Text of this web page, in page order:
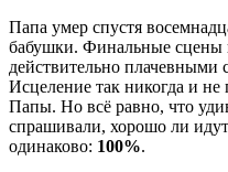
Папа умер спустя
бабушки. Финальные сцены
действительно плачевными
Исцеление так никогда и
Папы. Но всё равно, что
спрашивали, хорошо ли идут
одинаково: 100%.